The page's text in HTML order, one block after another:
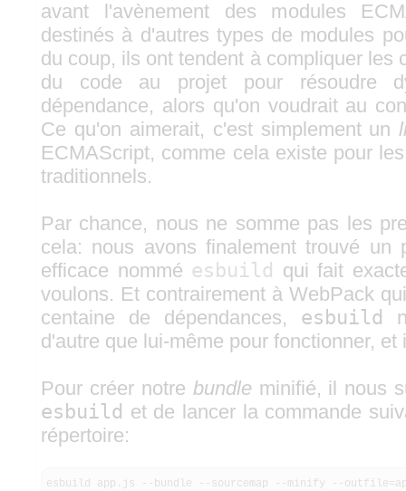
avant l'avènement des modules
destinés à d'autres types de modules
du coup, ils ont tendent à compliquer les
du code au projet pour résoudre
dépendance, alors qu'on voudrait au
Ce qu'on aimerait, c'est simplement un
ECMAScript, comme cela existe pour
traditionnels.
Par chance, nous ne somme pas les
cela: nous avons finalement trouvé un
efficace nommé esbuild qui fait
voulons. Et contrairement à WebPack
centaine de dépendances, esbuild
d'autre que lui-même pour fonctionner, et
Pour créer notre bundle minifié, il nous
esbuild et de lancer la commande
répertoire:
esbuild app. js --bundle --sourcemap --minify --